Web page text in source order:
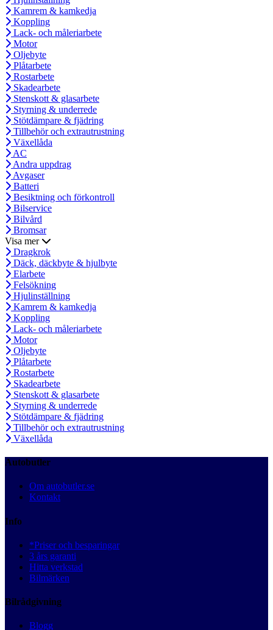
Kamrem & kamkedja
Koppling
Lack- och måleriarbete
Motor
Oljebyte
Plåtarbete
Rostarbete
Skadearbete
Stenskott & glasarbete
Styrning & underrede
Stötdämpare & fjädring
Tillbehör och extrautrustning
Växellåda
AC
Andra uppdrag
Avgaser
Batteri
Besiktning och förkontroll
Bilservice
Bilvård
Bromsar
Visa mer
Dragkrok
Däck, däckbyte & hjulbyte
Elarbete
Felsökning
Hjulinställning
Kamrem & kamkedja
Koppling
Lack- och måleriarbete
Motor
Oljebyte
Plåtarbete
Rostarbete
Skadearbete
Stenskott & glasarbete
Styrning & underrede
Stötdämpare & fjädring
Tillbehör och extrautrustning
Växellåda
Autobutler
Om autobutler.se
Kontakt
Info
*Priser och besparingar
3 års garanti
Hitta verkstad
Bilmärken
Bilrådgivning
Blogg